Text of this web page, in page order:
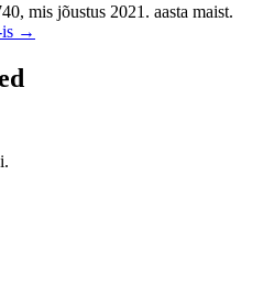
mis jõustus 2021. aasta maist.
is →